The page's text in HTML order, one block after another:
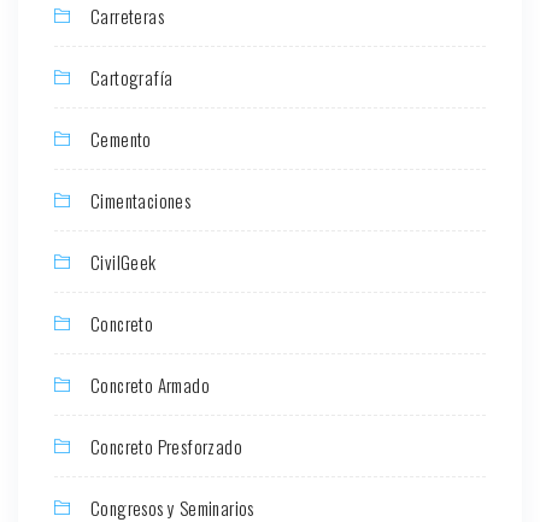
Carreteras
Cartografía
Cemento
Cimentaciones
CivilGeek
Concreto
Concreto Armado
Concreto Presforzado
Congresos y Seminarios